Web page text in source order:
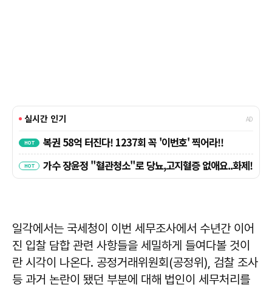
일각에서는 국세청이 이번 세무조사에서 수년간 이어
진 입찰 담합 관련 사항들을 세밀하게 들여다볼 것이
란 시각이 나온다. 공정거래위원회(공정위), 검찰 조사
등 과거 논란이 됐던 부분에 대해 법인이 세무처리를